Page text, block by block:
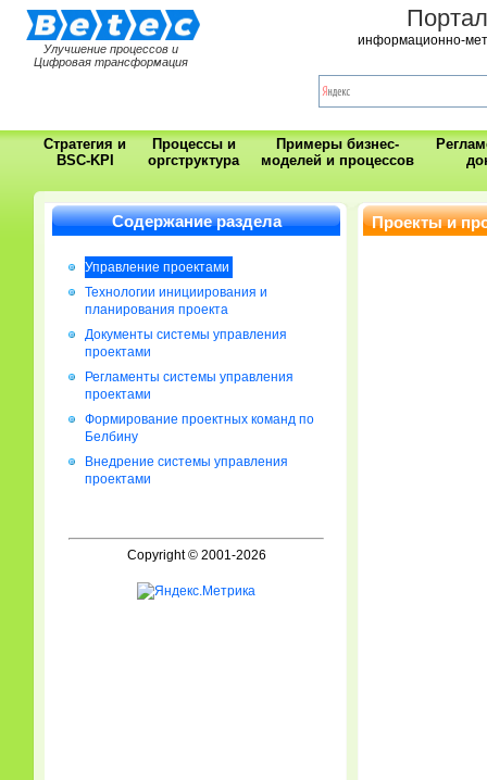
Улучшение процессов и
Цифровая трансформация
информационно-
Стратегия и
BSC-KPI
Процессы и
оргструктура
Примеры бизнес-
моделей и процессов
Содержание раздела
Управление проектами
Технологии инициирования и
планирования проекта
Документы системы управления
проектами
Регламенты системы управления
проектами
Формирование проектных команд по
Белбину
Внедрение системы управления
проектами
Copyright © 2001-2026
Проекты и